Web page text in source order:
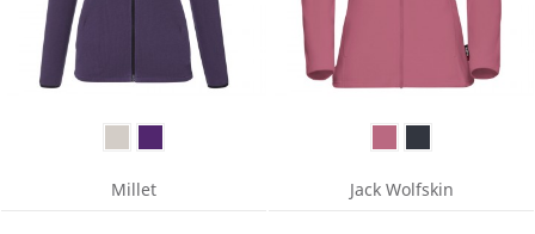
Millet Jack Wolfskin